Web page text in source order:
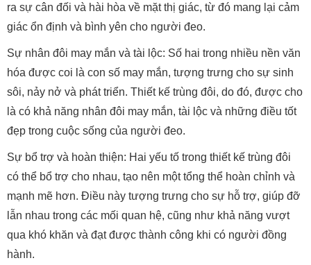
ra sự cân đối và hài hòa về mặt thị giác, từ đó mang lại cảm
giác ổn định và bình yên cho người đeo.
Sự nhân đôi may mắn và tài lộc: Số hai trong nhiều nền văn
hóa được coi là con số may mắn, tượng trưng cho sự sinh
sôi, nảy nở và phát triển. Thiết kế trùng đôi, do đó, được cho
là có khả năng nhân đôi may mắn, tài lộc và những điều tốt
đẹp trong cuộc sống của người đeo.
Sự bổ trợ và hoàn thiện: Hai yếu tố trong thiết kế trùng đôi
có thể bổ trợ cho nhau, tạo nên một tổng thể hoàn chỉnh và
mạnh mẽ hơn. Điều này tượng trưng cho sự hỗ trợ, giúp đỡ
lẫn nhau trong các mối quan hệ, cũng như khả năng vượt
qua khó khăn và đạt được thành công khi có người đồng
hành.